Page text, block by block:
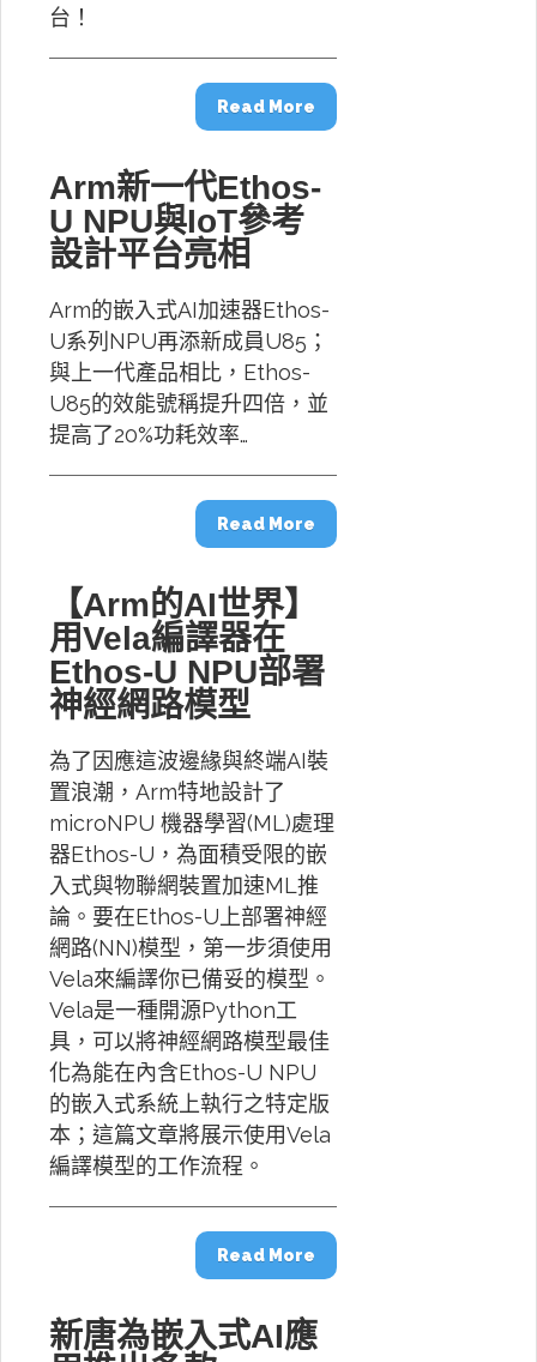
台！
Read More
Arm新一代Ethos-
U NPU與IoT參考
設計平台亮相
Arm的嵌入式AI加速器Ethos-
U系列NPU再添新成員U85；
與上一代產品相比，Ethos-
U85的效能號稱提升四倍，並
提高了20%功耗效率…
Read More
【Arm的AI世界】
用Vela編譯器在
Ethos-U NPU部署
神經網路模型
為了因應這波邊緣與終端AI裝
置浪潮，Arm特地設計了
microNPU 機器學習(ML)處理
器Ethos-U，為面積受限的嵌
入式與物聯網裝置加速ML推
論。要在Ethos-U上部署神經
網路(NN)模型，第一步須使用
Vela來編譯你已備妥的模型。
Vela是一種開源Python工
具，可以將神經網路模型最佳
化為能在內含Ethos-U NPU
的嵌入式系統上執行之特定版
本；這篇文章將展示使用Vela
編譯模型的工作流程。
Read More
新唐為嵌入式AI應